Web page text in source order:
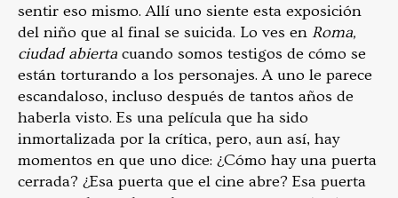
sentir eso mismo. Allí uno siente esta exposición
del niño que al final se suicida. Lo ves en Roma,
ciudad abierta cuando somos testigos de cómo se
están torturando a los personajes. A uno le parece
escandaloso, incluso después de tantos años de
haberla visto. Es una película que ha sido
inmortalizada por la crítica, pero, aun así, hay
momentos en que uno dice: ¿Cómo hay una puerta
cerrada? ¿Esa puerta que el cine abre? Esa puerta